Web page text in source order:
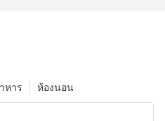
ห้องนอน
หาร